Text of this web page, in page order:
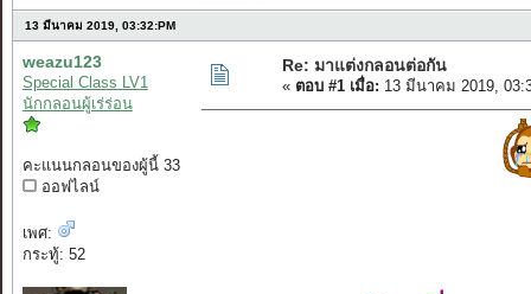
13 มีนาคม 2019, 03:32:PM
weazu123
Special Class LV1
นักกลอนผู้เร่ร่อน
คะแนนกลอนของผู้นี้ 33
ออฟไลน์
เพศ:
กระทู้: 52
Re: มาแต่งกลอนต่อกัน
« ตอบ #1 เมื่อ: 13 มีนาคม 2019,